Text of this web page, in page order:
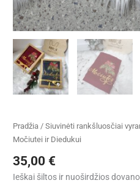
Pradžia /Siuvinėti rankšluosčiai
Močiutei ir Diedukui
35,00 €
Ieškai šiltos ir nuoširdžios